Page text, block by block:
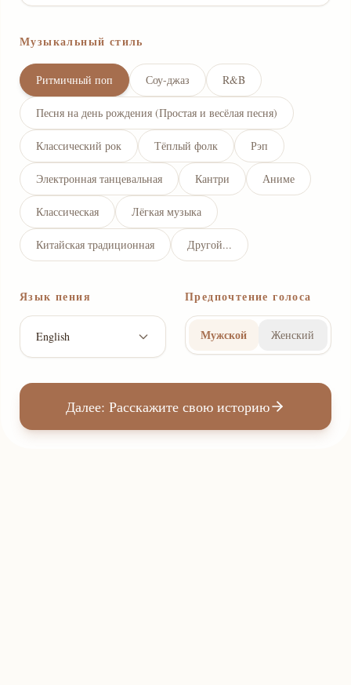
Музыкальный стиль
Ритмичный поп Соу-джаз R&B
Песня на день рождения (Простая и весёлая песня)
Классический рок Тёплый фолк Рэп
Электронная танцевальная Кантри Аниме
Классическая Лёгкая музыка
Китайская традиционная Другой...
Язык пения
English
Предпочтение голоса
Мужской Женский
Далее: Расскажите свою историю